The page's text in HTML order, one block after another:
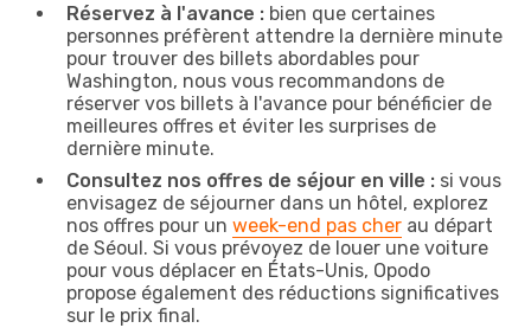
Réservez à l'avance : bien que certaines
personnes préfèrent attendre la dernière minute
pour trouver des billets abordables pour
Washington, nous vous recommandons de
réserver vos billets à l'avance pour bénéficier de
meilleures offres et éviter les surprises de
dernière minute.
Consultez nos offres de séjour en ville : si vous
envisagez de séjourner dans un hôtel, explorez
nos offres pour un week-end pas cher au départ
de Séoul. Si vous prévoyez de louer une voiture
pour vous déplacer en États-Unis, Opodo
propose également des réductions significatives
sur le prix final.